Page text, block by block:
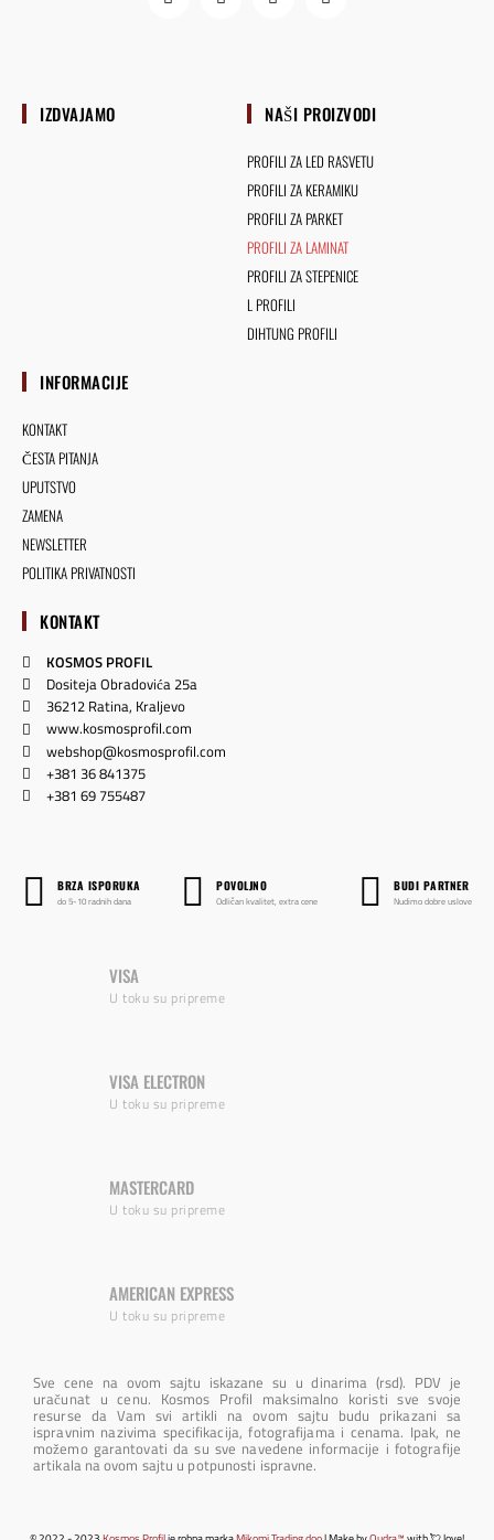
IZDVAJAMO NAŠI PROIZVODI
PROFILI ZA LED RASVETU
PROFILI ZA KERAMIKU
PROFILI ZA PARKET
PROFILI ZA LAMINAT
PROFILI ZA STEPENICE
L PROFILI
DIHTUNG PROFILI
INFORMACIJE
KONTAKT
ČESTA PITANJA
UPUTSTVO
ZAMENA
NEWSLETTER
POLITIKA PRIVATNOSTI
KONTAKT
KOSMOS PROFIL
Dositeja Obradovića 25a
36212 Ratina, Kraljevo
www.kosmosprofil.com
webshop@kosmosprofil.com
+381 36 841375
+381 69 755487
BRZA ISPORUKA
do 5-10 radnih dana
POVOLJNO
Odličan kvalitet, extra cene
BUDI PARTNER
Nudimo dobre uslove
VISA
U toku su pripreme
VISA ELECTRON
U toku su pripreme
MASTERCARD
U toku su pripreme
AMERICAN EXPRESS
U toku su pripreme
Sve cene na ovom sajtu iskazane su u dinarima (rsd). PDV je
uračunat u cenu. Kosmos Profil maksimalno koristi sve svoje
resurse da Vam svi artikli na ovom sajtu budu prikazani sa
ispravnim nazivima specifikacija, fotografijama i cenama. Ipak, ne
možemo garantovati da su sve navedene informacije i fotografije
artikala na ovom sajtu u potpunosti ispravne.